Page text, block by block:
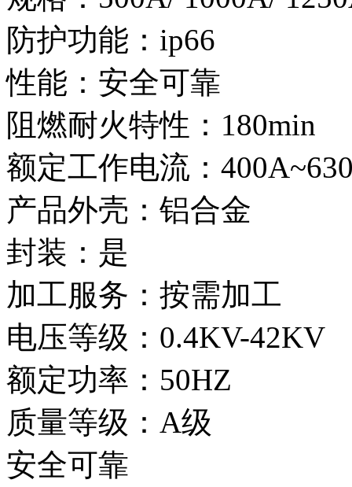
防护功能：ip66
性能：安全可靠
阻燃耐火特性：180min
额定工作电流：
产品外壳：铝合金
封装：是
加工服务：按需加工
电压等级：0.4KV-42KV
额定功率：50HZ
质量等级：A级
安全可靠